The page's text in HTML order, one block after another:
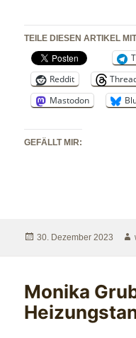
TEILE DIESEN ARTIKEL
Reddit
Mastodon
GEFÄLLT MIR:
Veröffentlicht
30. Dezember 2023
Monika